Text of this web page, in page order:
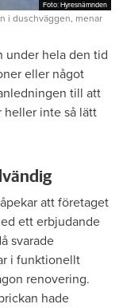
Foto: Hyresnämnden
Foto: Hyresnämnden
i duschväggen, menar
under hela den tid
eller något
till att
heller inte så lätt
att företaget
ett erbjudande
svarade
i funktionellt
renovering.
hade